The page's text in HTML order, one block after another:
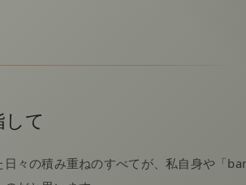
て
々の積み重ねのすべてが、私自身や「